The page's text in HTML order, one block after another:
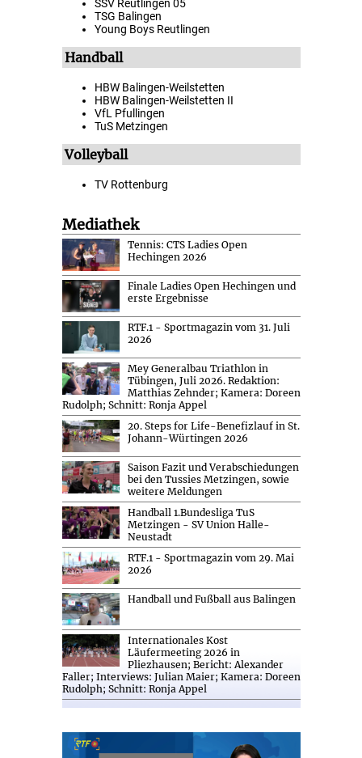
SSV Reutlingen 05
TSG Balingen
Young Boys Reutlingen
Handball
HBW Balingen-Weilstetten
HBW Balingen-Weilstetten II
VfL Pfullingen
TuS Metzingen
Volleyball
TV Rottenburg
Mediathek
Tennis: CTS Ladies Open
Hechingen 2026
Finale Ladies Open Hechingen und
erste Ergebnisse
RTF.1 - Sportmagazin vom 31. Juli
2026
Mey Generalbau Triathlon in
Tübingen, Juli 2026. Redaktion:
Matthias Zehnder; Kamera: Doreen
Rudolph; Schnitt: Ronja Appel
20. Steps for Life-Benefizlauf in St.
Johann-Würtingen 2026
Saison Fazit und Verabschiedungen
bei den Tussies Metzingen, sowie
weitere Meldungen
Handball 1.Bundesliga TuS
Metzingen - SV Union Halle-
Neustadt
RTF.1 - Sportmagazin vom 29. Mai
2026
Handball und Fußball aus Balingen
Internationales Kost
Läufermeeting 2026 in
Pliezhausen; Bericht: Alexander
Faller; Interviews: Julian Maier; Kamera: Doreen
Rudolph; Schnitt: Ronja Appel